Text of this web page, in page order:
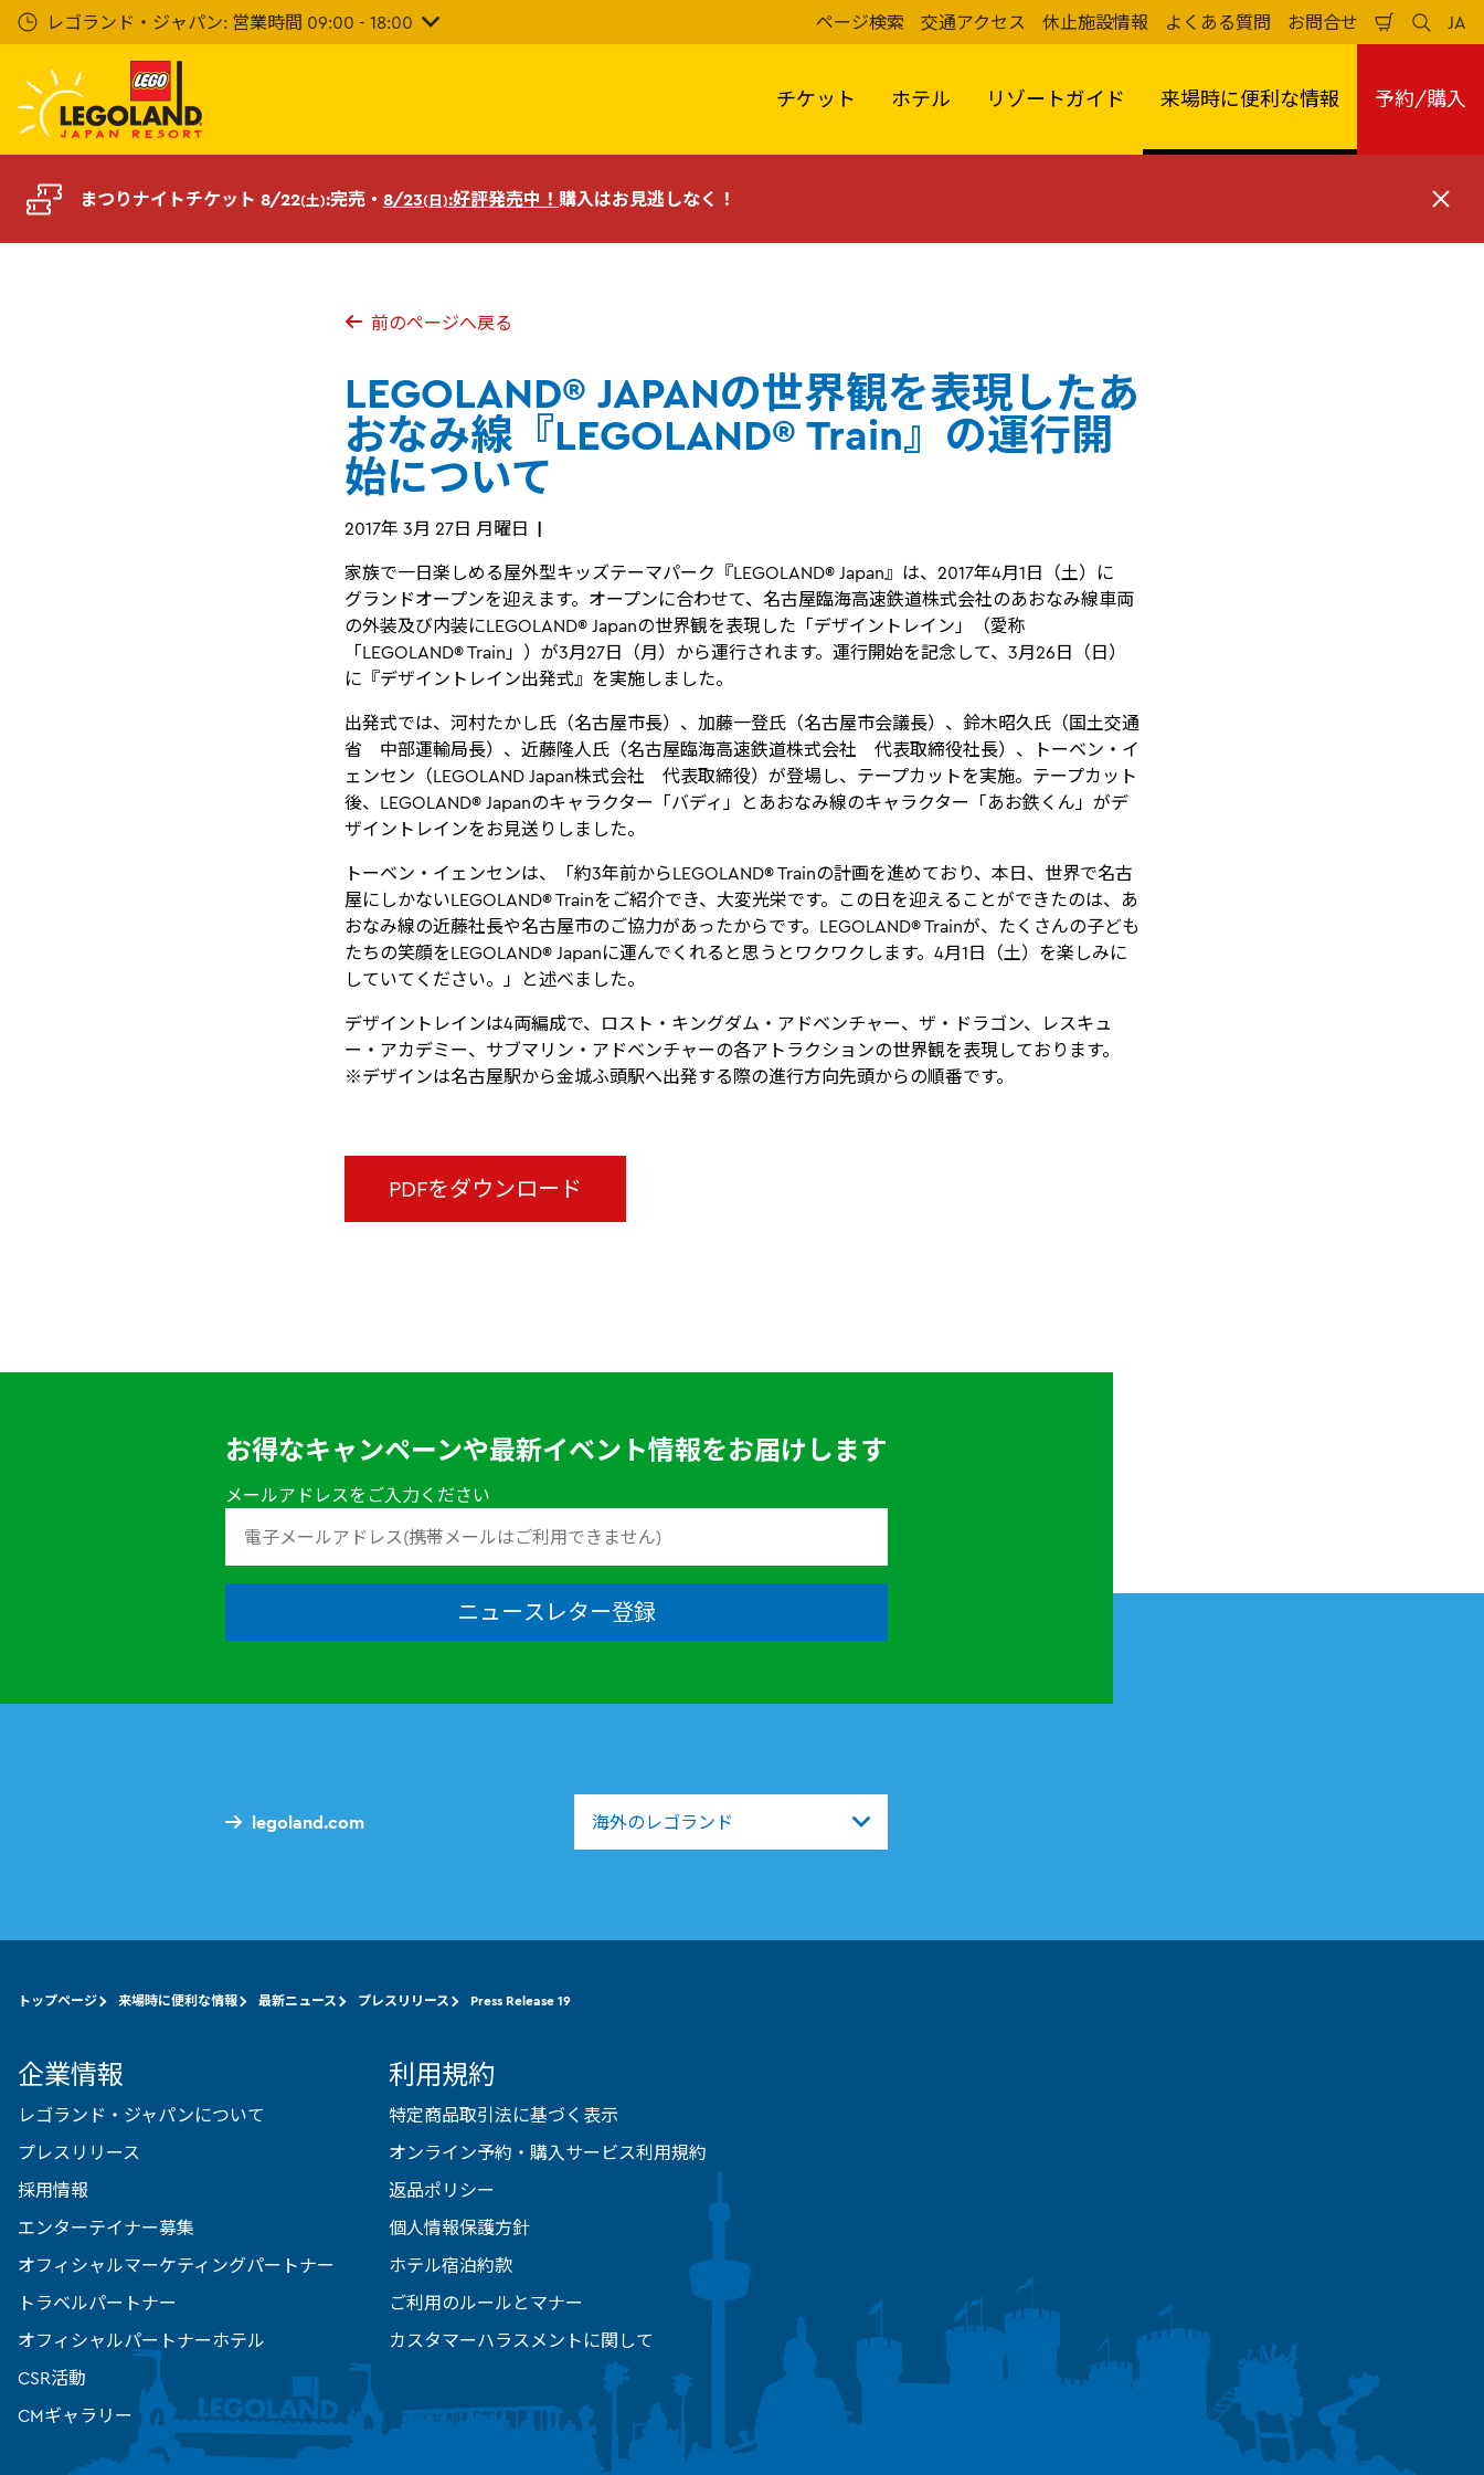
イ
レゴランド・ジャパン: 営業時間 09:00 - 18:00 ページ検索 交通アクセス 休止施設情報 よくある質問 お問合せ
い
か
ご
検
索
る
JA
日
本
チケット ホテル リゾートガイド 来場時に便利な情報 予約/購入
まつりナイトチケット 8/22(土):完売・ 8/23(日):好評発売中！ 購入はお見逃しなく！
閉
る
前のページへ戻る
LEGOLAND® JAPANの世界観を表現したあ
おなみ線『LEGOLAND® Train』の運行開
始について
2017年 3月 27日 月曜日
家族で一日楽しめる屋外型キッズテーマパーク『LEGOLAND® Japan』は、2017年4月1日（土）に
グランドオープンを迎えます。オープンに合わせて、名古屋臨海高速鉄道株式会社のあおなみ線車両
の外装及び内装にLEGOLAND® Japanの世界観を表現した「デザイントレイン」（愛称
「LEGOLAND® Train」）が3月27日（月）から運行されます。運行開始を記念して、3月26日（日）
に『デザイントレイン出発式』を実施しました。
出発式では、河村たかし氏（名古屋市長）、加藤一登氏（名古屋市会議長）、鈴木昭久氏（国土交通
省 中部運輸局長）、近藤隆人氏（名古屋臨海高速鉄道株式会社 代表取締役社長）、トーベン・イ
ェンセン（LEGOLAND Japan株式会社 代表取締役）が登場し、テープカットを実施。テープカット
後、LEGOLAND® Japanのキャラクター「バディ」とあおなみ線のキャラクター「あお鉄くん」がデ
ザイントレインをお見送りしました。
トーベン・イェンセンは、「約3年前からLEGOLAND® Trainの計画を進めており、本日、世界で名古
屋にしかないLEGOLAND® Trainをご紹介でき、大変光栄です。この日を迎えることができたのは、あ
おなみ線の近藤社長や名古屋市のご協力があったからです。LEGOLAND® Trainが、たくさんの子ども
たちの笑顔をLEGOLAND® Japanに運んでくれると思うとワクワクします。4月1日（土）を楽しみに
していてください。」と述べました。
デザイントレインは4両編成で、ロスト・キングダム・アドベンチャー、ザ・ドラゴン、レスキュ
ー・アカデミー、サブマリン・アドベンチャーの各アトラクションの世界観を表現しております。
※デザインは名古屋駅から金城ふ頭駅へ出発する際の進行方向先頭からの順番です。
PDFをダウンロード
お得なキャンペーンや最新イベント情報をお届けします
メールアドレスをご入力ください
ニュースレター登録
legoland.com 海外のレゴランド
トップページ 来場時に便利な情報 最新ニュース プレスリリース Press Release 19
企業情報
レゴランド・ジャパンについて
プレスリリース
採用情報
エンターテイナー募集
オフィシャルマーケティングパートナー
トラベルパートナー
オフィシャルパートナーホテル
CSR活動
CMギャラリー
利用規約
特定商品取引法に基づく表示
オンライン予約・購入サービス利用規約
返品ポリシー
個人情報保護方針
ホテル宿泊約款
ご利用のルールとマナー
カスタマーハラスメントに関して